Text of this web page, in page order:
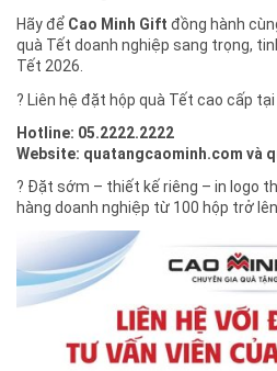
Hãy để Cao Minh Gift đồng hành
quà Tết doanh nghiệp sang trọng,
Tết 2026.
? Liên hệ đặt hộp quà Tết cao cấp
Hotline: 05.2222.2222
Website: quatangcaominh.com và
? Đặt sớm – thiết kế riêng – in logo
hàng doanh nghiệp từ 100 hộp trở lên.